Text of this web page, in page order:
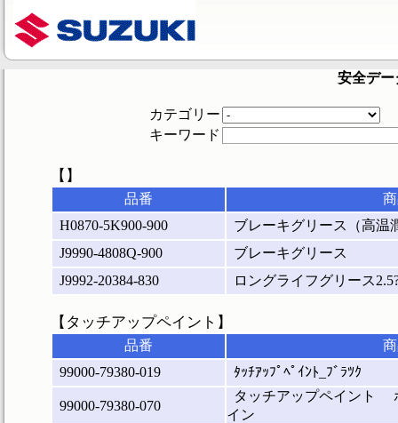
安全デー
カテゴリー
キーワード
【】
品番
H0870-5K900-900
ブレーキグリース（高温
J9990-4808Q-900
ブレーキグリース
J9992-20384-830
ロングライフグリース
【タッチアップペイント】
品番
99000-79380-019
ﾀｯﾁｱｯﾌﾟﾍﾟｲﾝﾄ_ﾌﾞﾗﾂｸ
99000-79380-070
タッチアップペイント
イン